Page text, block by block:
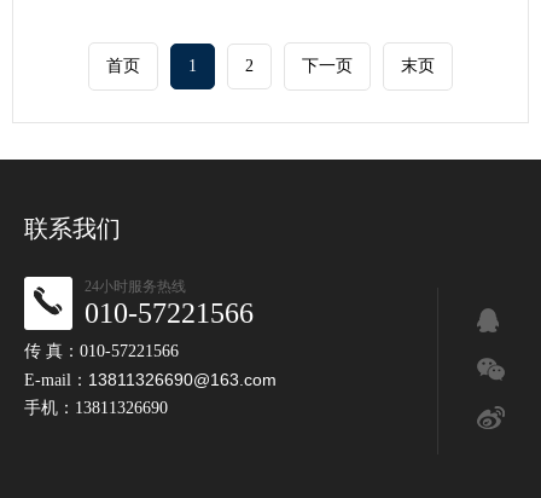
首页 1 2 下一页 末页
联系我们
24小时服务热线
010-57221566
传 真：010-57221566
E-mail： 13811326690@163.com
手机：13811326690